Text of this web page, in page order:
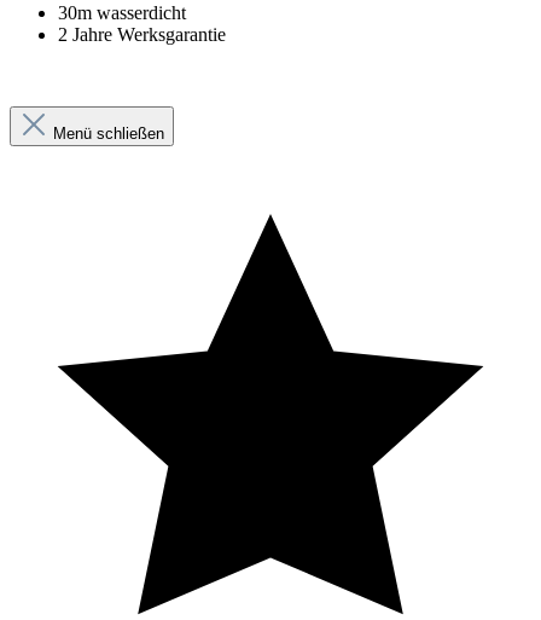
30m wasserdicht
2 Jahre Werksgarantie
Menü schließen